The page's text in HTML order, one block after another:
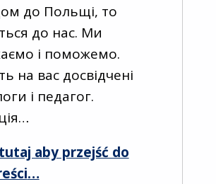
до Польщі, то
до нас. Ми
і поможемо.
на вас досвідчені
і педагог.
aby przejść do
“UA”
…